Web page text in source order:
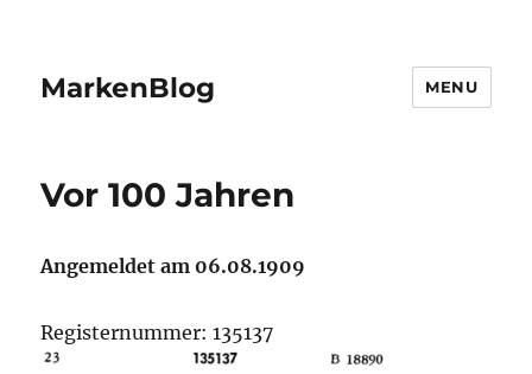
MarkenBlog MENU
Vor 100 Jahren
Angemeldet am 06.08.1909
Registernummer: 135137